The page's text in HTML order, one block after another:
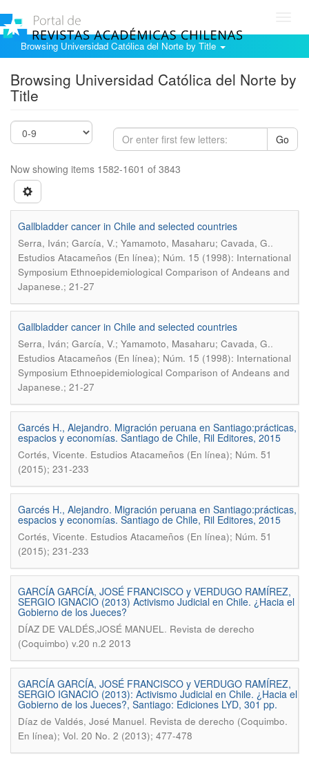
Browsing Universidad Católica del Norte by Title
Browsing Universidad Católica del Norte by
Title
Go
Now showing items 1582-1601 of 3843
Gallbladder cancer in Chile and selected countries
Serra, Iván; García, V.; Yamamoto, Masaharu; Cavada, G..
Estudios Atacameños (En línea); Núm. 15 (1998): International
Symposium Ethnoepidemiological Comparison of Andeans and
Japanese.; 21-27
Gallbladder cancer in Chile and selected countries
Serra, Iván; García, V.; Yamamoto, Masaharu; Cavada, G..
Estudios Atacameños (En línea); Núm. 15 (1998): International
Symposium Ethnoepidemiological Comparison of Andeans and
Japanese.; 21-27
Garcés H., Alejandro. Migración peruana en Santiago:prácticas,
espacios y economías. Santiago de Chile, Ril Editores, 2015
Cortés, Vicente. Estudios Atacameños (En línea); Núm. 51
(2015); 231-233
Garcés H., Alejandro. Migración peruana en Santiago:prácticas,
espacios y economías. Santiago de Chile, Ril Editores, 2015
Cortés, Vicente. Estudios Atacameños (En línea); Núm. 51
(2015); 231-233
GARCÍA GARCÍA, JOSÉ FRANCISCO y VERDUGO RAMÍREZ,
SERGIO IGNACIO (2013) Activismo Judicial en Chile. ¿Hacia el
Gobierno de los Jueces?
DÍAZ DE VALDÉS,JOSÉ MANUEL. Revista de derecho
(Coquimbo) v.20 n.2 2013
GARCÍA GARCÍA, JOSÉ FRANCISCO y VERDUGO RAMÍREZ,
SERGIO IGNACIO (2013): Activismo Judicial en Chile. ¿Hacia el
Gobierno de los Jueces?, Santiago: Ediciones LYD, 301 pp.
Díaz de Valdés, José Manuel. Revista de derecho (Coquimbo.
En línea); Vol. 20 No. 2 (2013); 477-478